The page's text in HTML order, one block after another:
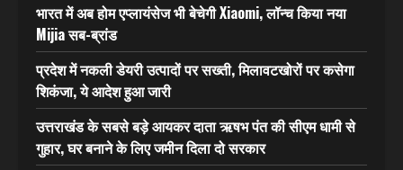
भारत में अब होम एप्लायंसेज भी बेचेगी Xiaomi, लॉन्च किया नया
Mijia सब-ब्रांड
प्रदेश में नकली डेयरी उत्पादों पर सख्ती, मिलावटखोरों पर कसेगा
शिकंजा, ये आदेश हुआ जारी
उत्तराखंड के सबसे बड़े आयकर दाता ऋषभ पंत की सीएम धामी से
गुहार, घर बनाने के लिए जमीन दिला दो सरकार